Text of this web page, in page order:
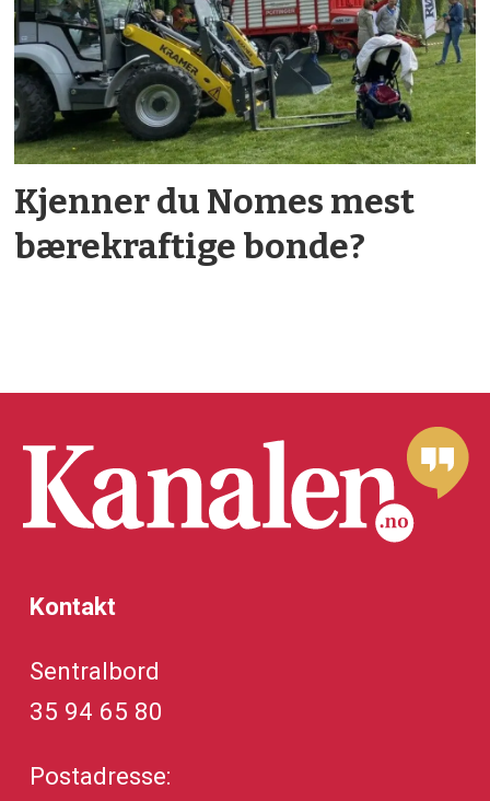
Kjenner du Nomes mest
bærekraftige bonde?
Kontakt
Sentralbord
35 94 65 80
Postadresse: